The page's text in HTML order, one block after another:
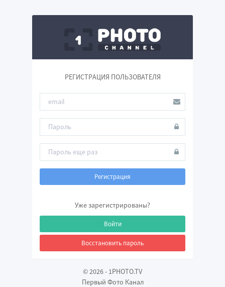
РЕГИСТРАЦИЯ ПОЛЬЗОВАТЕЛЯ
Регистрация
Уже зарегистрированы?
Войти
Восстановить пароль
©2026- 1PHOTO.TV
Первый Фото Канал